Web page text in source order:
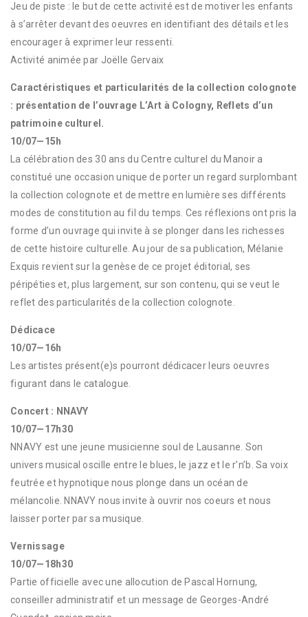
Jeu de piste : le but de cette activité est de motiver les enfants
à s’arrêter devant des oeuvres en identifiant des détails et les
encourager à exprimer leur ressenti.
Activité animée par Joëlle Gervaix
Caractéristiques et particularités de la collection colognote
: présentation de l’ouvrage L’Art à Cologny, Reflets d’un
patrimoine culturel.
10/07—15h
La célébration des 30 ans du Centre culturel du Manoir a
constitué une occasion unique de porter un regard surplombant
la collection colognote et de mettre en lumière ses différents
modes de constitution au fil du temps. Ces réflexions ont pris la
forme d’un ouvrage qui invite à se plonger dans les richesses
de cette histoire culturelle. Au jour de sa publication, Mélanie
Exquis revient sur la genèse de ce projet éditorial, ses
péripéties et, plus largement, sur son contenu, qui se veut le
reflet des particularités de la collection colognote.
Dédicace
10/07—16h
Les artistes présent(e)s pourront dédicacer leurs oeuvres
figurant dans le catalogue.
Concert : NNAVY
10/07—17h30
NNAVY est une jeune musicienne soul de Lausanne. Son
univers musical oscille entre le blues, le jazz et le r’n’b. Sa voix
feutrée et hypnotique nous plonge dans un océan de
mélancolie. NNAVY nous invite à ouvrir nos coeurs et nous
laisser porter par sa musique.
Vernissage
10/07—18h30
Partie officielle avec une allocution de Pascal Hornung,
conseiller administratif et un message de Georges-André